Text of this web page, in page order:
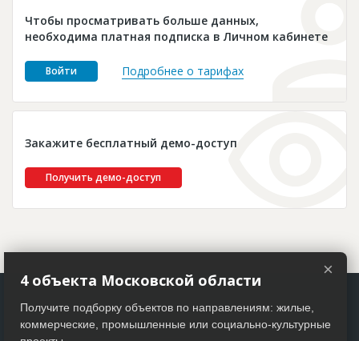
Платные услуги
Пресс-релизы
Чтобы просматривать больше данных,
необходима платная подписка в Личном кабинете
Войти Подробнее о тарифах
Закажите бесплатный демо-доступ
Получить демо-доступ
×
4 объекта Московской области
Получите подборку объектов по направлениям: жилые,
коммерческие, промышленные или социально-культурные